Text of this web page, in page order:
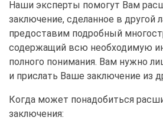
Наши эксперты помогут Вам
заключение, сделанное в другой
предоставим подробный
содержащий всю необходимую
полного понимания. Вам нужно
и прислать Ваше заключение из
Когда может понадобиться
заключения: